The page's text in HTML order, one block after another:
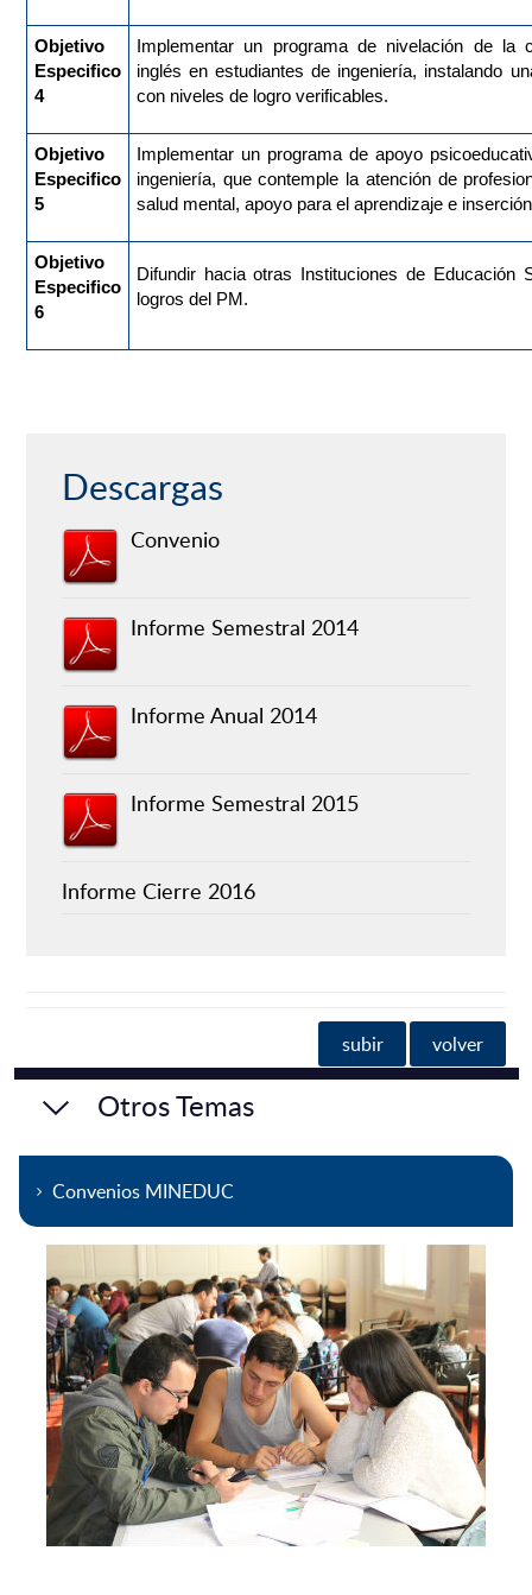
Objetivo
Especifico
4
Implementar un programa de nivelación de la
inglés en estudiantes de ingeniería, instalando
con niveles de logro verificables.
Objetivo
Especifico
5
Implementar un programa de apoyo
ingeniería, que contemple la atención de
salud mental, apoyo para el aprendizaje e
Objetivo
Especifico
6
Difundir hacia otras Instituciones de Educación
logros del PM.
Descargas
Convenio
Informe Semestral 2014
Informe Anual 2014
Informe Semestral 2015
Informe Cierre 2016
subir volver
Otros Temas
Convenios MINEDUC